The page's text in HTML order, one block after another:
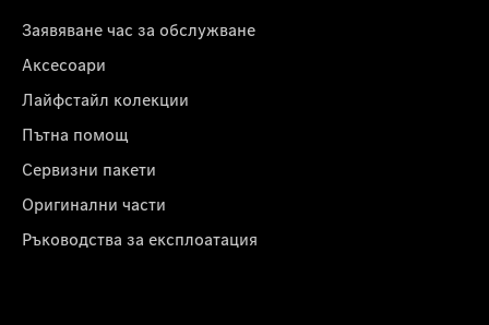
Заявяване час за обслужване
Аксесоари
Лайфстайл колекции
Пътна помощ
Сервизни пакети
Оригинални части
Ръководства за експлоатация